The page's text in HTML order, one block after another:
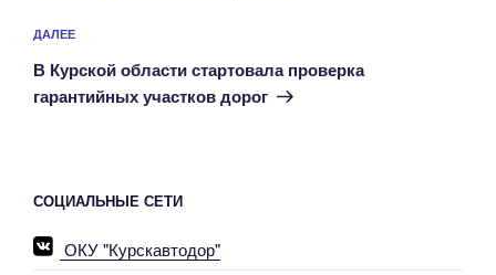
Следующая
запись
ДАЛЕЕ
В Курской области стартовала проверка
гарантийных участков дорог
СОЦИАЛЬНЫЕ СЕТИ
ОКУ "Курскавтодор"